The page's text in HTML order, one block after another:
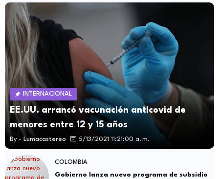
INTERNACIONAL
EE.UU. arrancó vacunación anticovid de
menores entre 12 y 15 años
By - Lumacastereo 5/13/2021 11:21:00 a. m.
COLOMBIA
Gobierno lanza nuevo programa de subsidio